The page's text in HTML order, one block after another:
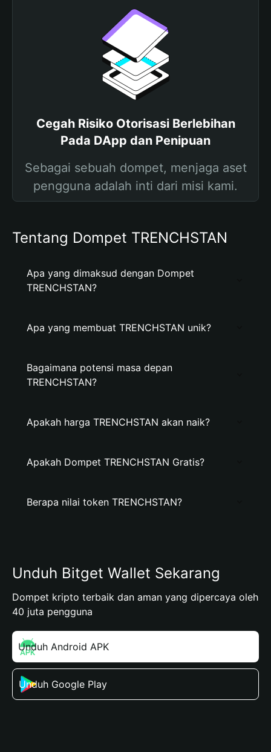
Cegah Risiko Otorisasi Berlebihan
Pada DApp dan Penipuan
Sebagai sebuah dompet, menjaga aset
pengguna adalah inti dari misi kami.
Tentang Dompet TRENCHSTAN
Apa yang dimaksud dengan Dompet
TRENCHSTAN?
Apa yang membuat TRENCHSTAN unik?
Bagaimana potensi masa depan
TRENCHSTAN?
Apakah harga TRENCHSTAN akan naik?
Apakah Dompet TRENCHSTAN Gratis?
Berapa nilai token TRENCHSTAN?
Unduh Bitget Wallet Sekarang
Dompet kripto terbaik dan aman yang dipercaya oleh
40 juta pengguna
Unduh Android APK
Unduh Google Play